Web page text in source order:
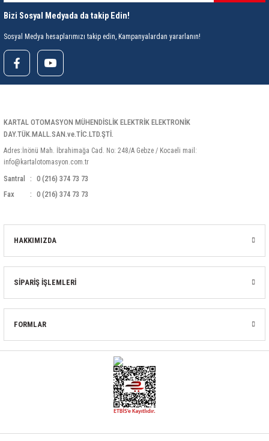
Bizi Sosyal Medyada da takip Edin!
Sosyal Medya hesaplarımızı takip edin, Kampanyalardan yararlanın!
KARTAL OTOMASYON MÜHENDİSLİK ELEKTRİK ELEKTRONİK
DAY.TÜK.MALL.SAN.ve.TİC.LTD.ŞTİ.
Adres:İnönü Mah. İbrahimağa Cad. No: 248/A Gebze / Kocaeli mail:
info@kartalotomasyon.com.tr
Santral
0 (216) 374 73 73
Fax
0 (216) 374 73 73
HAKKIMIZDA
SİPARİŞ İŞLEMLERİ
FORMLAR